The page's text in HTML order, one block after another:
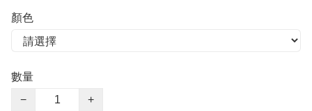
顏色
數量
−
+